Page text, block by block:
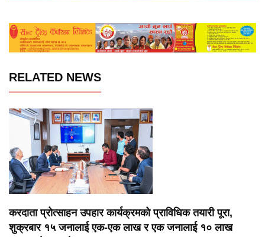
RELATED NEWS
करदाता प्रोत्साहन उपहार कार्यक्रमको प्राविधिक तयारी पूरा,
शुक्रबार १५ जनालाई एक-एक लाख र एक जनालाई १० लाख